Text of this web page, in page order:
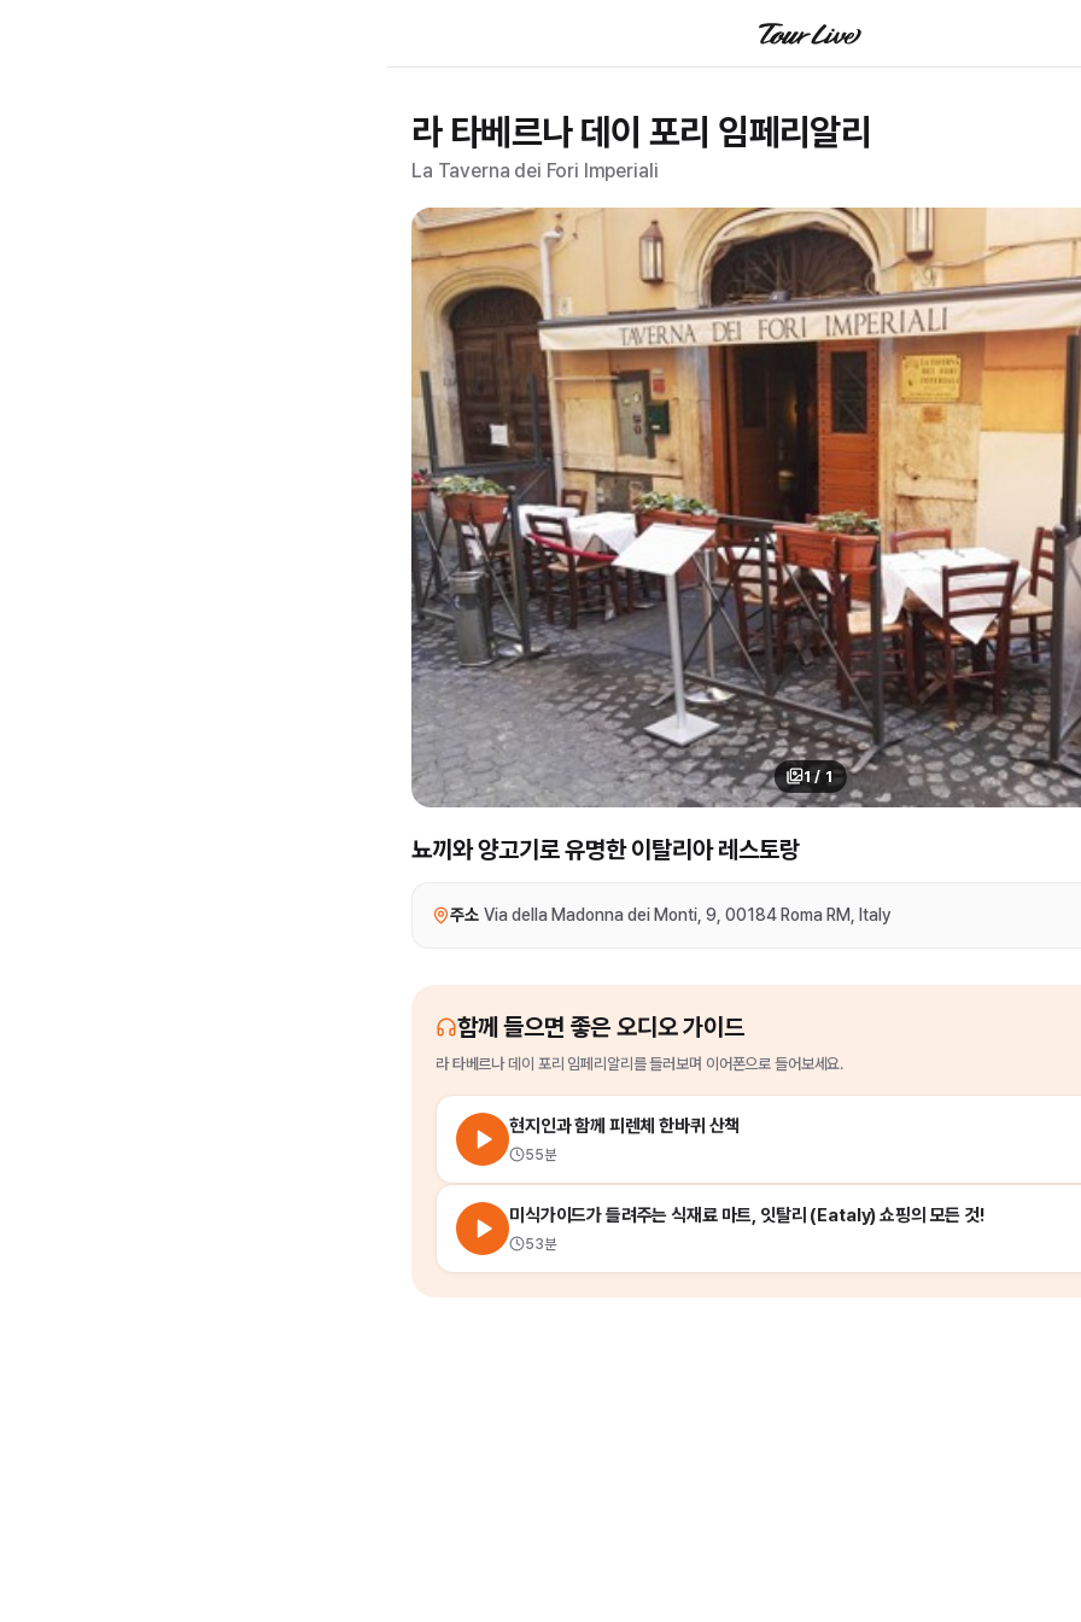
라 타베르나 데이 포리 임페리알리
La Taverna dei Fori Imperiali
1/1
뇨끼와 양고기로 유명한 이탈리아 레스토랑
주소 Via della Madonna dei Monti, 9, 00184 Roma RM, Italy
함께 들으면 좋은 오디오 가이드
라 타베르나 데이 포리 임페리알리를들러보며 이어폰으로 들어보세요.
현지인과 함께 피렌체 한바퀴 산책
55분
미식가이드가 들려주는 식재료 마트, 잇탈리 (Eataly) 쇼핑의 모든 것!
53분